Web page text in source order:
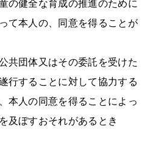
の健全な育成の推進のために
て本人の、同意を得ることが
共団体又はその委託を受けた
行することに対して協力する
本人の同意を得ることによっ
及ぼすおそれがあるとき